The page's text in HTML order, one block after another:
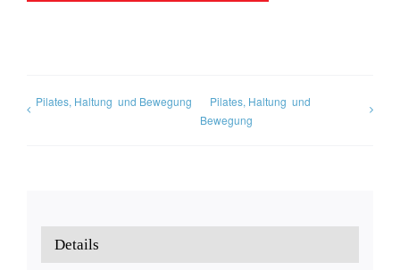
Pilates, Haltung und Bewegung
Pilates, Haltung und
Bewegung
Details